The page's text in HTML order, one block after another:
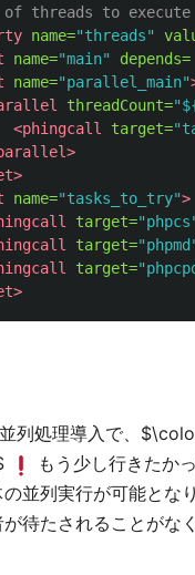
threads to
name="threads"
name="main" depends=
name="parallel_main"
threadCount=
<phingcall
target=
name="tasks_to_try">
target=
target=
target=
列処理導入で、
もう少し行きたか
の並列実行が可能とな
待たされることがな